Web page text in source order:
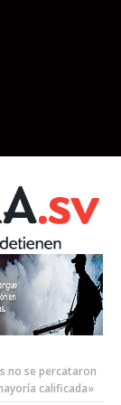
no se percataron
calificada»